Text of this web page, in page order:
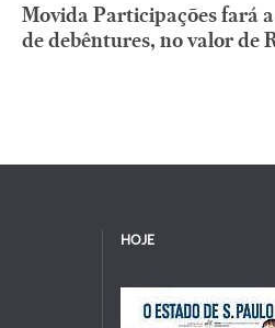
Movida Participações fará a
de debêntures, no valor de
HOJE